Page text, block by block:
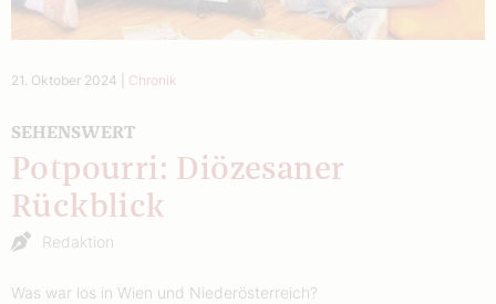
21. Oktober 2024 Chronik
SEHENSWERT
Potpourri: Diözesaner
Rückblick
Redaktion
Was war los in Wien und Niederösterreich?